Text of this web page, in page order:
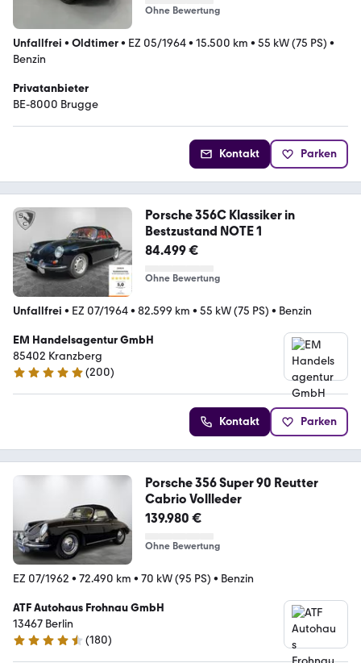
Ohne Bewertung
Unfallfrei • Oldtimer• EZ 05/1964• 15.500 km • 55 kW (75 PS) •
Benzin
Privatanbieter
BE-8000 Brugge
Kontakt Parken
Porsche 356C Klassiker in
Bestzustand NOTE 1
84.499 €
Ohne Bewertung
Unfallfrei • EZ 07/1964• 82.599 km • 55 kW (75 PS) • Benzin
EM Handelsagentur GmbH
85402 Kranzberg
4.9 Sterne
(200)
Kontakt Parken
Porsche 356 Super 90 Reutter
Cabrio Vollleder
139.980 €
Ohne Bewertung
EZ 07/1962 • 72.490 km • 70 kW (95 PS) • Benzin
ATF Autohaus Frohnau GmbH
13467 Berlin
4.7 Sterne
(180)